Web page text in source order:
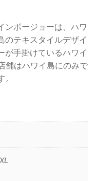
ンボージョーは、ハワ
のテキスタイルデザイ
が手掛けているハワイ
舗はハワイ島にのみで